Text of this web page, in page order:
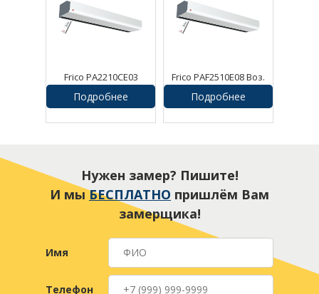
Frico PA2210CE03
Воздушная завеса
Подробнее
Frico PAF2510E08 Воз.
завеса Pamir
Подробнее
Нужен замер? Пишите!
И мыБЕСПЛАТНО пришлём Вам
замерщика!
Имя
Телефон